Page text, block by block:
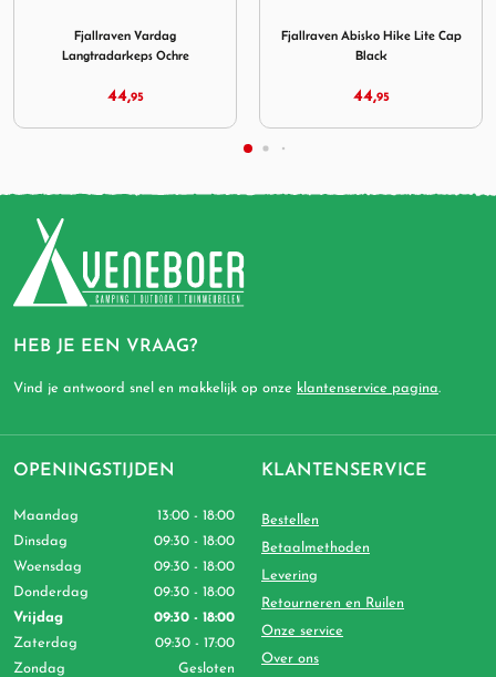
Fjallraven Vardag
Langtradarkeps Ochre
44,95
Fjallraven Abisko Hike Lite Cap
Black
44,95
HEB JE EEN VRAAG?
Vind je antwoord snel en makkelijk op onze klantenservice pagina.
OPENINGSTIJDEN
Maandag
13:00 - 18:00
Dinsdag
09:30 - 18:00
Woensdag
09:30 - 18:00
Donderdag
09:30 - 18:00
Vrijdag
09:30 - 18:00
Zaterdag
09:30 - 17:00
Zondag
Gesloten
KLANTENSERVICE
Bestellen
Betaalmethoden
Levering
Retourneren en Ruilen
Onze service
Over ons